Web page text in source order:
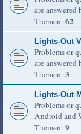
are answered
Themen: 62
Lights-Out
Problems or
are answered
Themen: 3
Lights-Out
Problems or
Android and
Themen: 9